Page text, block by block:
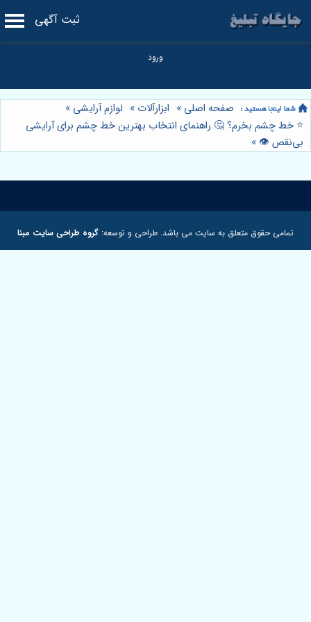
ثبت آگهی
صفحه اصلی » ابزارآلات » لوازم آرایشی »
⭐️ خط چشم بخرم؟ 🤔 راهنمای انتخاب بهترین خط چشم برای آرایشی
بی‌نقص 👁️»
تمامی حقوق متعلق به سایت می باشد. طراحی و توسعه: گروه طراحی سایت مبنا